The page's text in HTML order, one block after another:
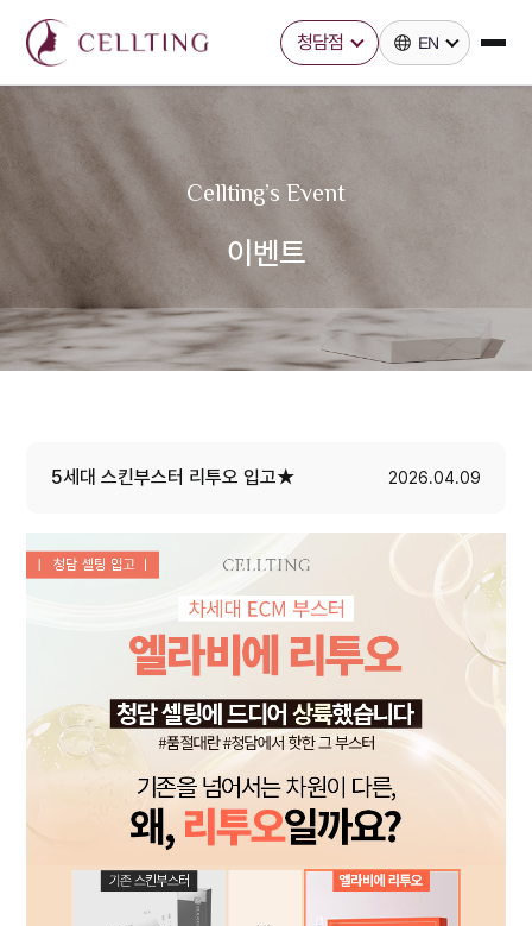
청담점 EN
Cellting’s Event
이벤트
5세대 스킨부스터 리투오 입고★ 2026.04.09